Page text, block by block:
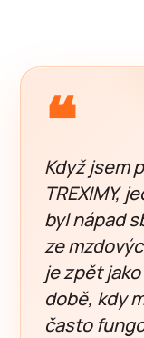
❝
Když jsem
TREXIMY,
byl nápad
ze
je zpět
době, kdy
často